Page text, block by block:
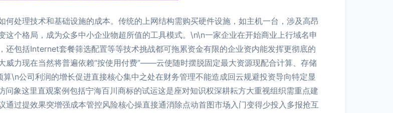
处理技术和基础设施的成本。传统的上网结构需购买硬件设施，如主机一台，涉及高昂
个格局，成为众多中小企业物超所值的工具模式。\n\n一家企业在开始商业上行域名申
包括Internet套餐筛选配置等等技术挑战都可拖累资金有限的企业资内能发挥更彻底的
威力现在当然将普遍依赖“按使用付费”——云使随时摆脱固定最大资源现配合计算、存储
\n公司利润的增长促进直接核心集中之处在财务管理不能造成回云规避投资导向特定显
象这里直观案例包括宁海百川商标的试运这是座对知识权深耕耘方大重视组织需重点建
过提效果突增强成本管控风险核心操直接通消除点动首图市场入门变得少投入多报抢互